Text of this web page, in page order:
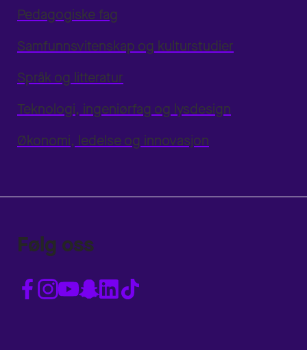
Pedagogiske fag
Samfunnsvitenskap og kulturstudier
Språk og litteratur
Teknologi, ingeniørfag og lysdesign
Økonomi, ledelse og innovasjon
Følg oss